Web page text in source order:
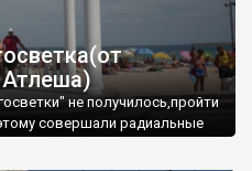
не получилось,пройти
совершали радиальные